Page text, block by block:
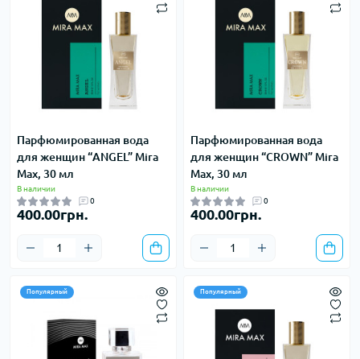
Парфюмированная вода
для женщин “ANGEL” Mira
Max, 30 мл
В наличии
0
400.00грн.
Парфюмированная вода
для женщин “CROWN” Mira
Max, 30 мл
В наличии
0
400.00грн.
Популярный Популярный